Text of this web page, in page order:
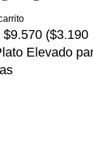
$9.570 ($3.190
Elevado